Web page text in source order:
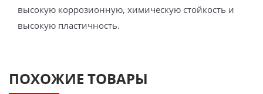
высокую коррозионную, химическую стойкость и
высокую пластичность.
ПОХОЖИЕ ТОВАРЫ